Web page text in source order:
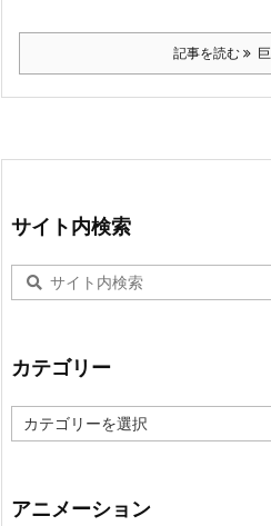
記事を読む
サイト内検索
カテゴリー
テ
ー
アニメーション